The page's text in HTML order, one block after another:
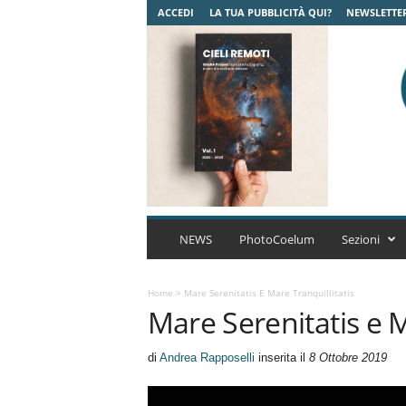
ACCEDI LA TUA PUBBLICITÀ QUI?
C
u
A
r
NEWS PhotoCoelum Sezioni
Home > Mare Serenitatis E Mare Tranquillitatis
Mare Serenitatis e
di Andrea Rapposelli inserita il 8 Ottobre 2019